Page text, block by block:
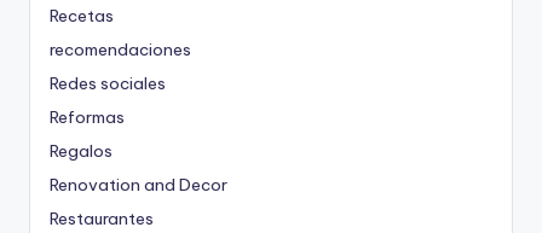
Recetas
recomendaciones
Redes sociales
Reformas
Regalos
Renovation and Decor
Restaurantes